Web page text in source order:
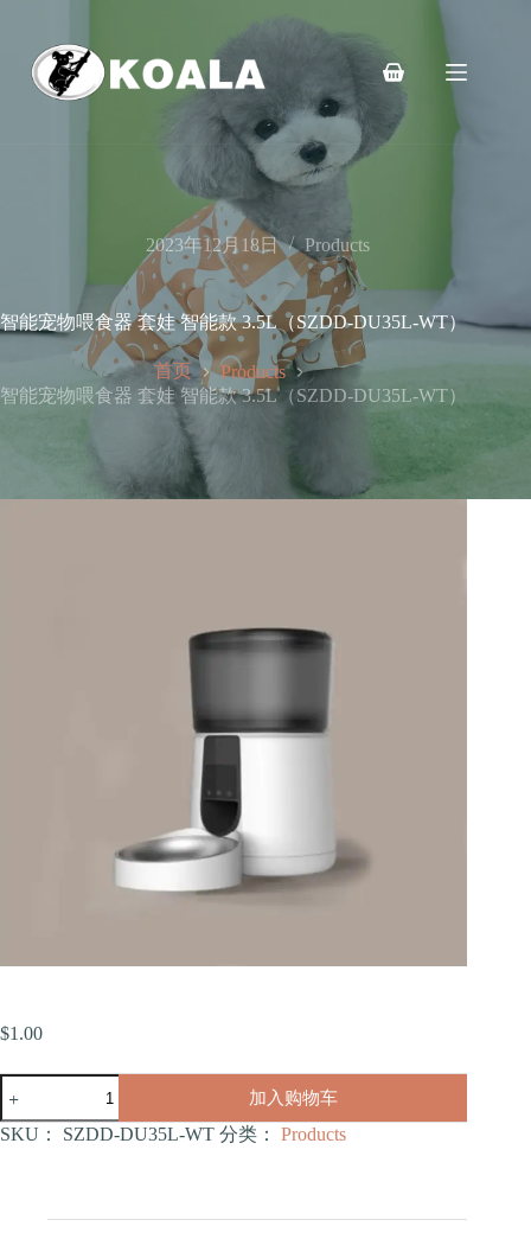
购
车
2023年12月18日 Products
智能宠物喂食器 套娃 智能款 3.5L（SZDD-DU35L-WT）
首页
Products
智能宠物喂食器 套娃 智能款 3.5L（SZDD-DU35L-WT）
$1.00
能
宠
加入购物车
SKU： SZDD-DU35L-WT 分类： Products